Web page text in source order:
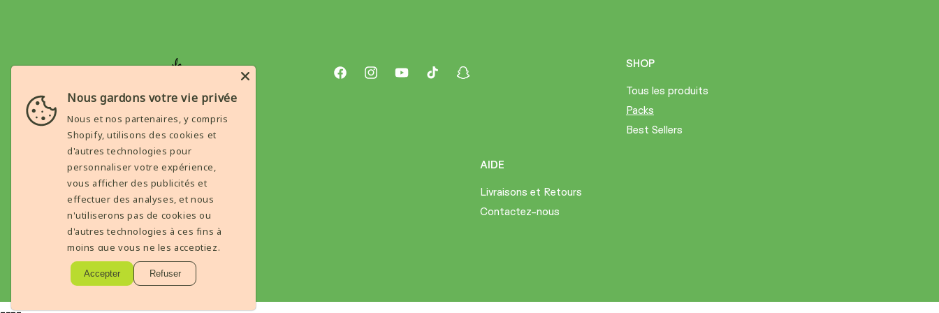
FacebookInstagramYouTubeTikTok Snapchat
SHOP
Tous les produits
Packs
Best Sellers
ABOUT
Condition général de ventes
Mention legale
AIDE
Livraisons et Retours
Contactez-nous
Nous gardons votre vie privée
Nous et nos partenaires, y compris
Shopify, utilisons des cookies et
d'autres technologies pour
personnaliser votre expérience,
vous afficher des publicités et
effectuer des analyses, et nous
n'utiliserons pas de cookies ou
d'autres technologies à ces fins à
moins que vous ne les acceptiez.
politique de confidentialité
Accepter Refuser